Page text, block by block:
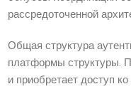
рассредоточенной
Общая структура
платформы структуры.
и приобретает доступ